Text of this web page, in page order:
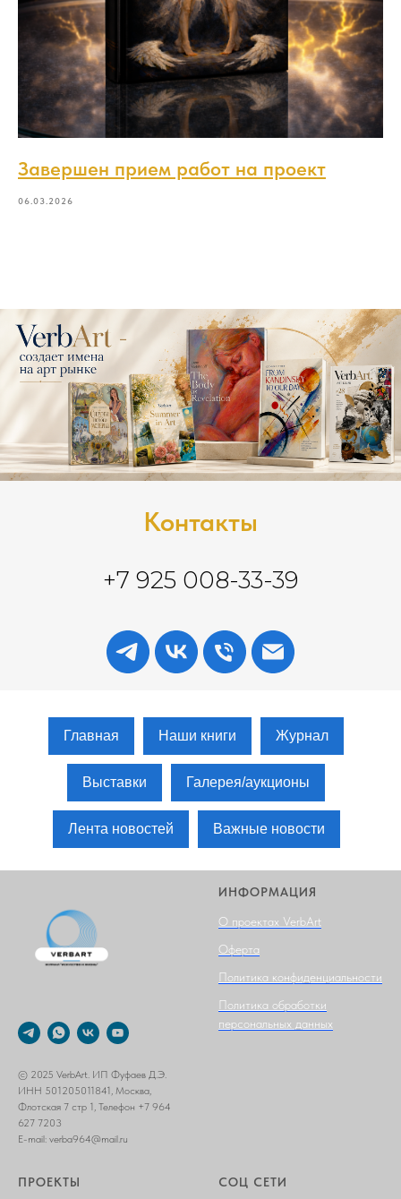
Завершен прием работ на проект
06.03.2026
Контакты
+7 925 008-33-39
Главная Наши книги Журнал
Выставки Галерея/аукционы
Лента новостей Важные новости
© 2025 VerbArt. ИП Фуфаев Д.Э.
ИНН 501205011841, Москва,
Флотская 7 стр 1, Телефон +7 964
627 7203
E-mail: verba964@mail.ru
ИНФОРМАЦИЯ
О проектах VerbArt
Оферта
Политика конфиденциальности
Политика обработки
персональных данных
ПРОЕКТЫ СОЦ СЕТИ